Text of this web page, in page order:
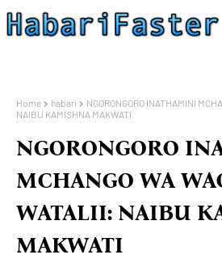
Home habari
NGORONGORO INATHAMINI
NAIBU KAMISHNA MAKWATI
NGORONGORO
MCHANGO WA
WATALII: NAIBU
MAKWATI